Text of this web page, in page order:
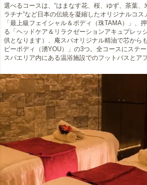
選べるコースは、“はまなす花、桜、ゆず、茶葉、
ラチナ”など日本の伝統を凝縮したオリジナルコス
「最上級フェイシャル＆ボディ（珠TAMA）」、
る「ヘッドケア＆リラクゼーションアキュプレッ
供となります）、庵スパオリジナル精油で芯から
ピーボディ（湧YOU）」の3つ。全コースにステ
スパエリア内にある温浴施設でのフットバスとア